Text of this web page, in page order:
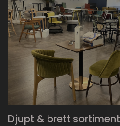
Djupt & brett sortiment